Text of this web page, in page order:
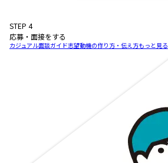
STEP 4
応募・面接をする
カジュアル面談ガイド志望動機の作り方・伝え方もっと見る